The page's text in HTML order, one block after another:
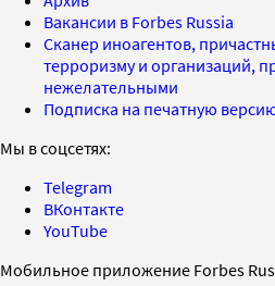
Вакансии в Forbes Russia
Сканер иноагентов,
терроризму и организаций,
нежелательными
Подписка на печатную
Мы в соцсетях:
Telegram
ВКонтакте
YouTube
Мобильное приложение Forbes